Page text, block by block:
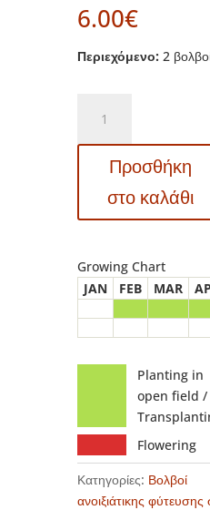
6.00€
Περιεχόμενο: 2
Lilium
–
Λίλιουμ
Melanie
Προσθήκη
στο καλάθι
Growing Chart
JAN
FEB MAR
Planting in
open field /
Flowering
Κατηγορίες: Βολβοί
ανοιξιάτικης φύτευσης